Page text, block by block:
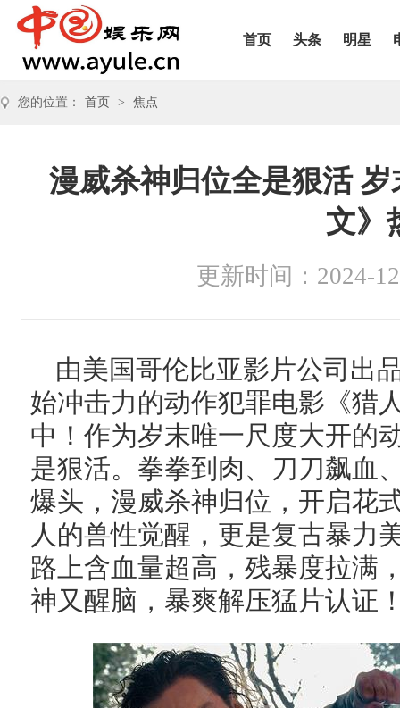
首页 头条 明星
您的位置： 首页 > 焦点
漫威杀神归位全是狠活
文》
更新时间：2024-
由美国哥伦比亚影片公司出
始冲击力的动作犯罪电影《猎
中！作为岁末唯一尺度大开的
是狠活。拳拳到肉、刀刀飙血
爆头，漫威杀神归位，开启花
人的兽性觉醒，更是复古暴力
路上含血量超高，残暴度拉满
神又醒脑，暴爽解压猛片认证